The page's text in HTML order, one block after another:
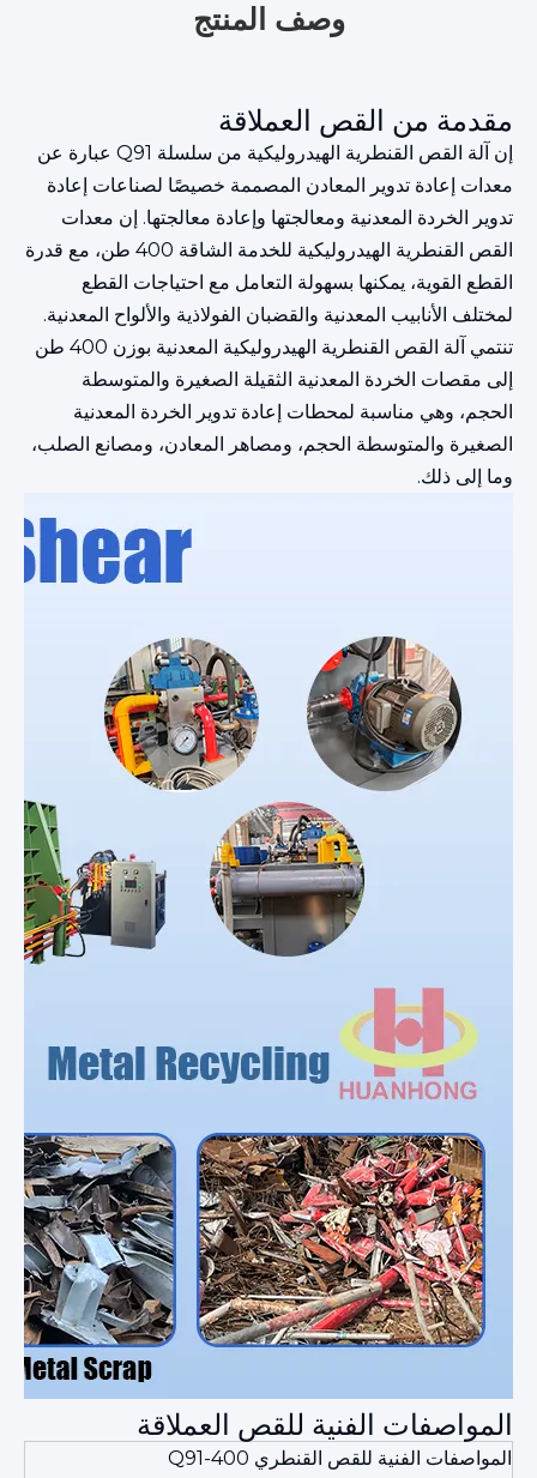
وصف المنتج
مقدمة من القص العملاقة
إن آلة القص القنطرية الهيدروليكية من سلسلة Q91 عبارة عن
معدات إعادة تدوير المعادن المصممة خصيصًا لصناعات إعادة
تدوير الخردة المعدنية ومعالجتها وإعادة معالجتها. إن معدات
القص القنطرية الهيدروليكية للخدمة الشاقة 400 طن، مع قدرة
القطع القوية، يمكنها بسهولة التعامل مع احتياجات القطع
لمختلف الأنابيب المعدنية والقضبان الفولاذية والألواح المعدنية.
تنتمي آلة القص القنطرية الهيدروليكية المعدنية بوزن 400 طن
إلى مقصات الخردة المعدنية الثقيلة الصغيرة والمتوسطة
الحجم، وهي مناسبة لمحطات إعادة تدوير الخردة المعدنية
الصغيرة والمتوسطة الحجم، ومصاهر المعادن، ومصانع الصلب،
وما إلى ذلك.
المواصفات الفنية للقص العملاقة
المواصفات الفنية للقص القنطري Q91-400